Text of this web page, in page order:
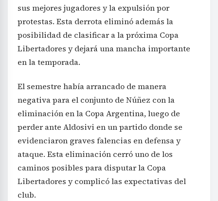
sus mejores jugadores y la expulsión por
protestas. Esta derrota eliminó además la
posibilidad de clasificar a la próxima Copa
Libertadores y dejará una mancha importante
en la temporada.
El semestre había arrancado de manera
negativa para el conjunto de Núñez con la
eliminación en la Copa Argentina, luego de
perder ante Aldosivi en un partido donde se
evidenciaron graves falencias en defensa y
ataque. Esta eliminación cerró uno de los
caminos posibles para disputar la Copa
Libertadores y complicó las expectativas del
club.